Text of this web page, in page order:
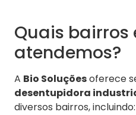
Quais bairros
atendemos?
A Bio Soluçõesoferece
desentupidora
diversos bairros, incluindo: